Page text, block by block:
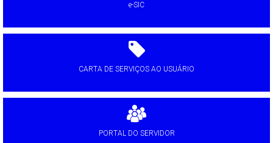
e-SIC
CARTA DE SERVIÇOS AO USUÁRIO
PORTAL DO SERVIDOR